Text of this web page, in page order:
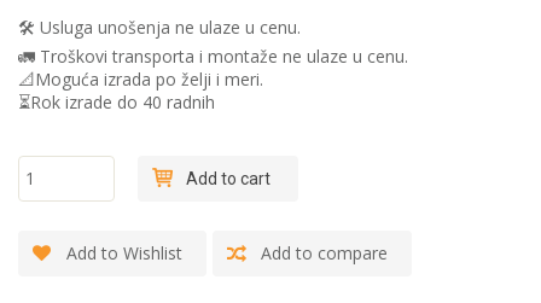
🛠 Usluga unošenja ne ulaze u cenu.
🚛 Troškovi transporta i montaže ne ulaze u cenu.
📐Moguća izrada po želji i meri.
⏳Rok izrade do 40 radnih
"Stari
grad" -
vrata
Add to cart
Add to Wishlist Add to compare